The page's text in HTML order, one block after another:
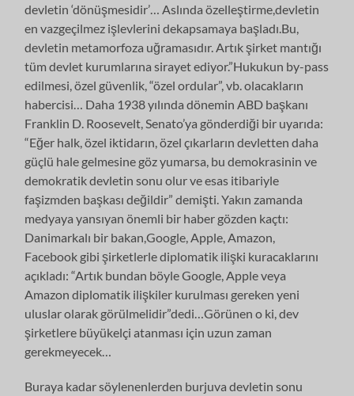
devletin ‘dönüşmesidir’… Aslında özelleştirme,devletin
en vazgeçilmez işlevlerini dekapsamaya başladı.Bu,
devletin metamorfoza uğramasıdır. Artık şirket mantığı
tüm devlet kurumlarına sirayet ediyor.”Hukukun by-pass
edilmesi, özel güvenlik, “özel ordular”, vb. olacakların
habercisi… Daha 1938 yılında dönemin ABD başkanı
Franklin D. Roosevelt, Senato’ya gönderdiği bir uyarıda:
“Eğer halk, özel iktidarın, özel çıkarların devletten daha
güçlü hale gelmesine göz yumarsa, bu demokrasinin ve
demokratik devletin sonu olur ve esas itibariyle
faşizmden başkası değildir” demişti. Yakın zamanda
medyaya yansıyan önemli bir haber gözden kaçtı:
Danimarkalı bir bakan,Google, Apple, Amazon,
Facebook gibi şirketlerle diplomatik ilişki kuracaklarını
açıkladı: “Artık bundan böyle Google, Apple veya
Amazon diplomatik ilişkiler kurulması gereken yeni
uluslar olarak görülmelidir”dedi…Görünen o ki, dev
şirketlere büyükelçi atanması için uzun zaman
gerekmeyecek…
Buraya kadar söylenenlerden burjuva devletin sonu